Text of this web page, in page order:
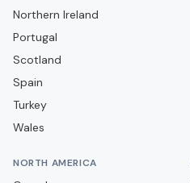
CD Leganés
CD Lugo
CD Mirandés
Northern Ireland
Portugal
Scotland
Spain
Turkey
Wales
NORTH AMERICA